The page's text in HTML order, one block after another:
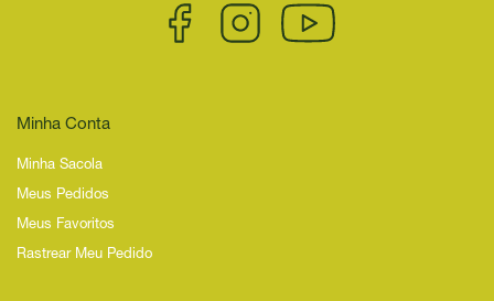
Minha Conta
Minha Sacola
Meus Pedidos
Meus Favoritos
Rastrear Meu Pedido